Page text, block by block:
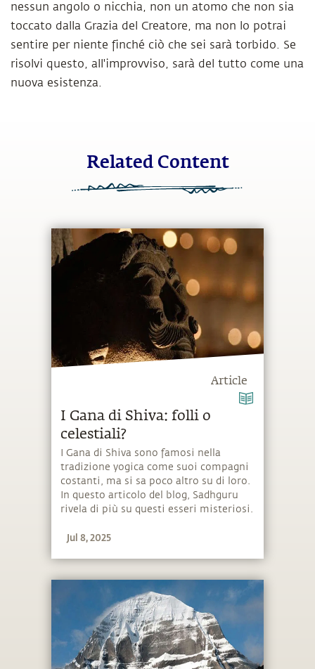
nessun angolo o nicchia, non un atomo che non sia
toccato dalla Grazia del Creatore, ma non lo potrai
sentire per niente finché ciò che sei sarà torbido. Se
risolvi questo, all'improvviso, sarà del tutto come una
nuova esistenza.
Related Content
Article
I Gana di Shiva: folli o
celestiali?
I Gana di Shiva sono famosi nella
tradizione yogica come suoi compagni
costanti, ma si sa poco altro su di loro.
In questo articolo del blog, Sadhguru
rivela di più su questi esseri misteriosi.
Jul 8, 2025